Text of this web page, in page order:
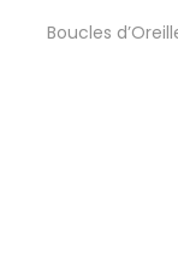
Boucles